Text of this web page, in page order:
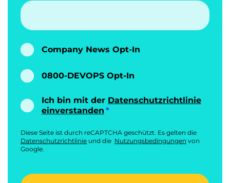
Company News Opt-In
0800-DEVOPS Opt-In
Ich bin mit der Datenschutzrichtlinie
einverstanden
Diese Seite ist durch reCAPTCHA geschützt. Es gelten die
Datenschutzrichtlinie und die Nutzungsbedingungen von
Google.